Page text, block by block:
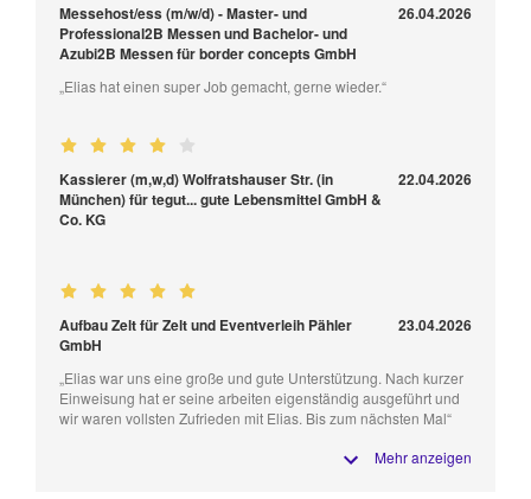
Messehost/ess (m/w/d) - Master- und
Professional2B Messen und Bachelor- und
Azubi2B Messen für border concepts GmbH
26.04.2026
„Elias hat einen super Job gemacht, gerne wieder.“
Kassierer (m,w,d) Wolfratshauser Str. (in
München) für tegut... gute Lebensmittel GmbH &
Co. KG
22.04.2026
Aufbau Zelt für Zelt und Eventverleih Pähler
GmbH
23.04.2026
„Elias war uns eine große und gute Unterstützung. Nach kurzer
Einweisung hat er seine arbeiten eigenständig ausgeführt und
wir waren vollsten Zufrieden mit Elias. Bis zum nächsten Mal“
Mehr anzeigen